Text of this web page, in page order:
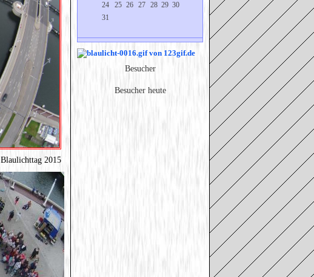
24
25 26 27 28 29 30
31
Besucher
Besucher heute
Blaulichttag 2015